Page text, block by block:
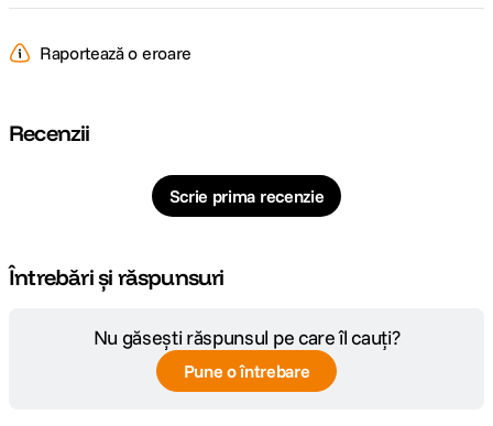
Raportează o eroare
Recenzii
Scrie prima recenzie
Întrebări și răspunsuri
Nu găsești răspunsul pe care îl cauți?
Pune o întrebare